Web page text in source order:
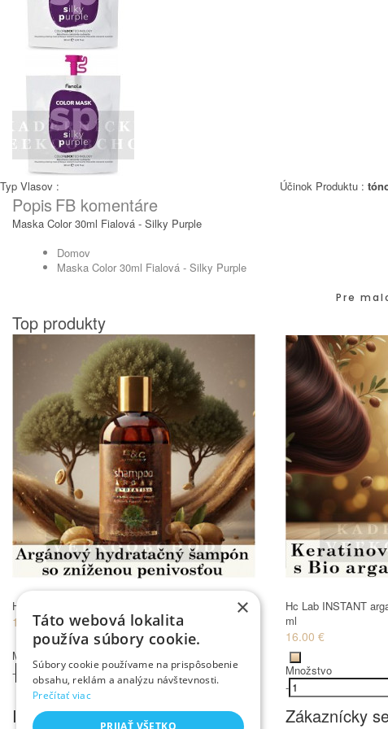
Typ Vlasov : Účinok Produktu :
Popis FB komentáre
Maska Color 30ml Fialová - Silky Purple
Domov
Maska Color 30ml Fialová - Silky Purple
Pre
Top produkty
Hc Lab arganový ŠAMPÓN hydratačný 250 ml
12.00 €
Množstvo
-
+ Kúpiť
Hc Lab INSTANT
ml
16.00 €
Množstvo
-
Informácie Zákaznícky
×
Táto webová lokalita
používa súbory cookie.
Súbory cookie používame na prispôsobenie
obsahu, reklám a analýzu návštevnosti.
Prečítať viac
PRIJAŤ VŠETKO